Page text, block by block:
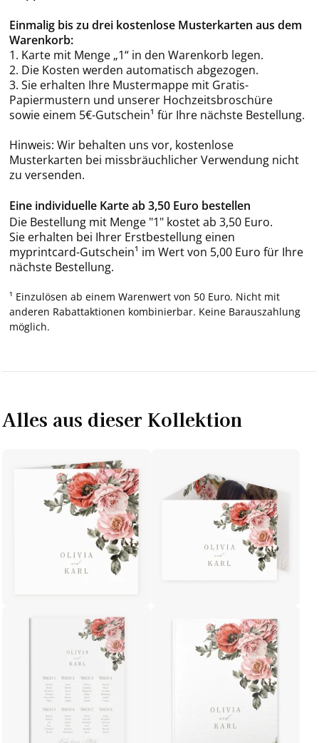
Einmalig bis zu drei kostenlose Musterkarten aus dem
Warenkorb:
1. Karte mit Menge „1“ in den Warenkorb legen.
2. Die Kosten werden automatisch abgezogen.
3. Sie erhalten Ihre Mustermappe mit Gratis-
Papiermustern und unserer Hochzeitsbroschüre
sowie einem 5€-Gutschein¹ für Ihre nächste Bestellung.
Hinweis: Wir behalten uns vor, kostenlose
Musterkarten bei missbräuchlicher Verwendung nicht
zu versenden.
Eine individuelle Karte ab 3,50 Euro bestellen
Die Bestellung mit Menge "1" kostet ab 3,50 Euro.
Sie erhalten bei Ihrer Erstbestellung einen
myprintcard-Gutschein¹ im Wert von 5,00 Euro für Ihre
nächste Bestellung.
¹ Einzulösen ab einem Warenwert von 50 Euro. Nicht mit
anderen Rabattaktionen kombinierbar. Keine Barauszahlung
möglich.
Alles aus dieser Kollektion